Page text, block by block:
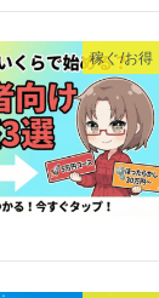
稼ぐ/お得